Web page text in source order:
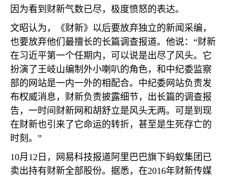
因为看到财新气数已尽，极度愤怒的表达。
文昭认为，《财新》以后要放弃独立的新闻采编，
也要放弃他们最擅长的长篇调查报道。他说：“财新
在习近平第一个任期内，可以说是出尽了风头。它
扮演了王岐山编制外小喇叭的角色，和中纪委监察
部的网站是一内一外的相配合。中纪委网站负责发
布权威消息，财新负责披露细节，出长篇的调查报
告，一时间财新网和胡舒立是风头无两。可是到现
在财新也引来了它命运的转折，甚至是生死存亡的
时刻。”
10月 12 日，网易科技报道阿里巴巴旗下蚂蚁集团已
卖出持有财新全部股份。据悉，在2016年财新传媒